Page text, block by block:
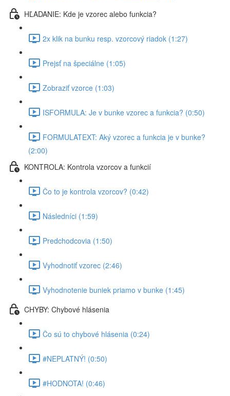
HĽADANIE: Kde je vzorec alebo funkcia?
2x klik na bunku resp. vzorcový riadok (1:27)
Prejsť na špeciálne (1:05)
Zobraziť vzorce (1:03)
ISFORMULA: Je v bunke vzorec a funkcia? (0:50)
FORMULATEXT: Aký vzorec a funkcia je v bunke?
(2:00)
KONTROLA: Kontrola vzorcov a funkcií
Čo to je kontrola vzorcov? (0:42)
Následníci (1:59)
Predchodcovia (1:50)
Vyhodnotiť vzorec (2:46)
Vyhodnotenie buniek priamo v bunke (1:45)
CHYBY: Chybové hlásenia
Čo sú to chybové hlásenia (0:24)
#NEPLATNÝ! (0:50)
#HODNOTA! (0:46)